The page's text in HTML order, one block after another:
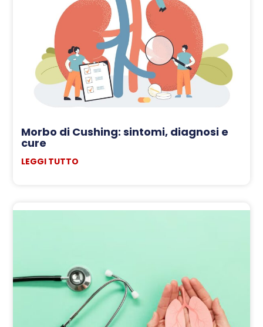
Morbo di Cushing: sintomi, diagnosi e
cure
LEGGI TUTTO